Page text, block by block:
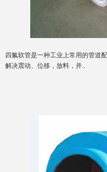
四氟软管是一种工业上常用的管道
解决震动、位移，放料，并..